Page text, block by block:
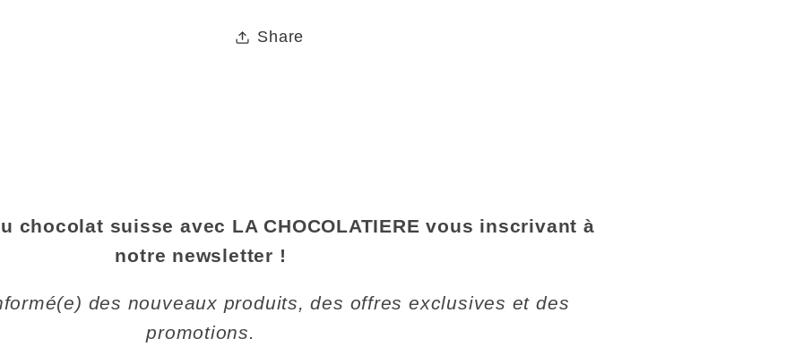
Share
chocolat suisse avec LA CHOCOLATIERE vous inscrivant à
notre newsletter !
des nouveaux produits, des offres exclusives et des
promotions.